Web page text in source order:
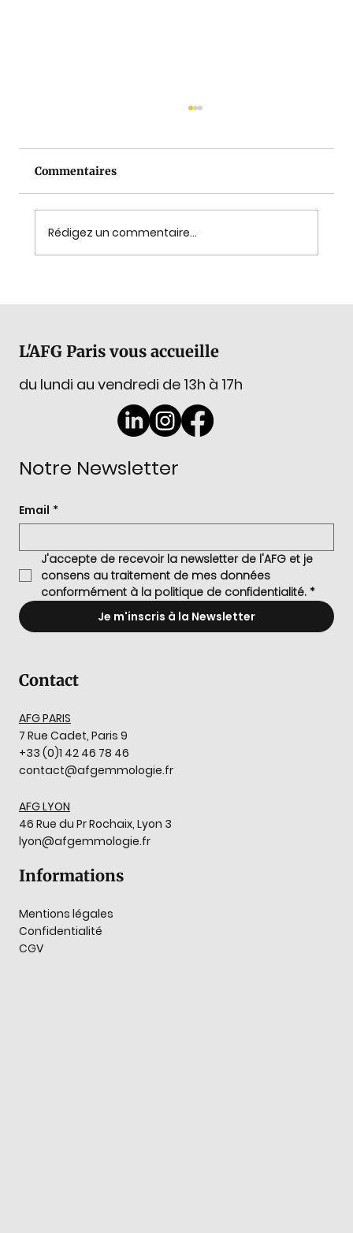
Commentaires
Rédigez un commentaire...
L'AFG Paris vous accueille
du lundi au vendredi de 13h à 17h
Notre Newsletter
Email *
J'accepte de recevoir la newsletter de l'AFG et je
consens au traitement de mes données
conformément à la politique de confidentialité. *
Je m'inscris à la Newsletter
Informations
Mentions légales
Confidentialité
CGV
Contact
AFG PARIS
7 Rue Cadet, Paris 9
+33 (0)1 42 46 78 46
contact@afgemmologie.fr
AFG LYON
46 Rue du Pr Rochaix, Lyon 3
lyon@afgemmologie.fr